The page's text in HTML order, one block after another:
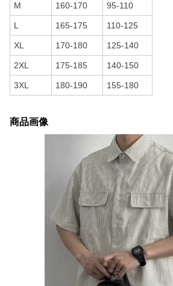
M 160-170 95-110
L 165-175 110-125
XL 170-180 125-140
2XL 175-185 140-150
3XL 180-190 155-180
商品画像